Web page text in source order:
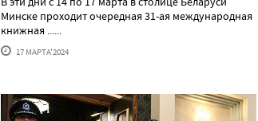
Минске проходит очередная 31-ая международная
книжная ......
17 МАРТА'2024